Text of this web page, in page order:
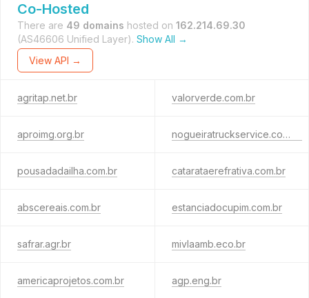
Co-Hosted
There are 49 domains hosted on 162.214.69.30
(AS46606 Unified Layer). Show All →
View API →
agritap.net.br valorverde.com.br
aproimg.org.br nogueiratruckservice.com.br
pousadadailha.com.br catarataerefrativa.com.br
abscereais.com.br estanciadocupim.com.br
safrar.agr.br mivlaamb.eco.br
americaprojetos.com.br agp.eng.br